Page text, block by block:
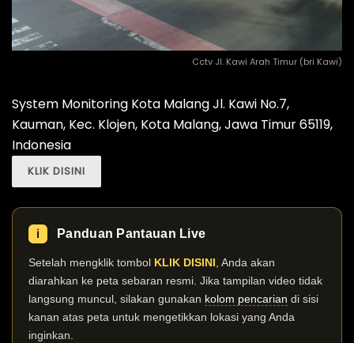
Cctv Jl. Kawi Arah Timur (bri Kawi)
System Monitoring Kota Malang Jl. Kawi No.7,
Kauman, Kec. Klojen, Kota Malang, Jawa Timur 65119,
Indonesia
KLIK DISINI
ℹ️ Panduan Pantauan Live
Setelah mengklik tombol KLIK DISINI , Anda akan
diarahkan ke peta sebaran resmi. Jika tampilan video tidak
langsung muncul, silakan gunakan kolom pencarian di sisi
kanan atas peta untuk mengetikkan lokasi yang Anda
inginkan.